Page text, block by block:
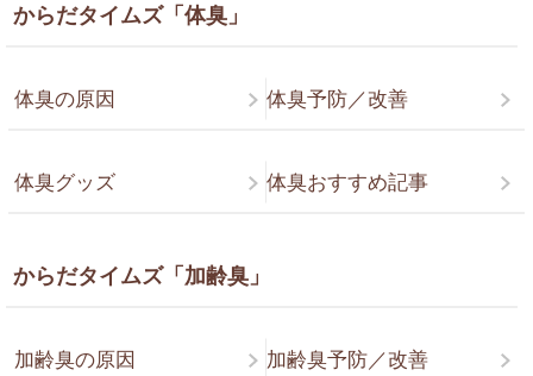
からだタイムズ「体臭」
体臭の原因 体臭予防／改善
体臭グッズ 体臭おすすめ記事
からだタイムズ「加齢臭」
加齢臭の原因 加齢臭予防／改善